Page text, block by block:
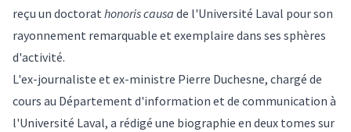
reçu un doctorat honoris causa de l'Université Laval pour son
rayonnement remarquable et exemplaire dans ses sphères
d'activité.
L'ex-journaliste et ex-ministre Pierre Duchesne, chargé de
cours au Département d'information et de communication à
l'Université Laval, a rédigé une biographie en deux tomes sur